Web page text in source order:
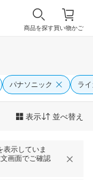
買い物かご
商品を探す
パナソニック ラ
表示 並べ替え
表示していま
画面でご確認